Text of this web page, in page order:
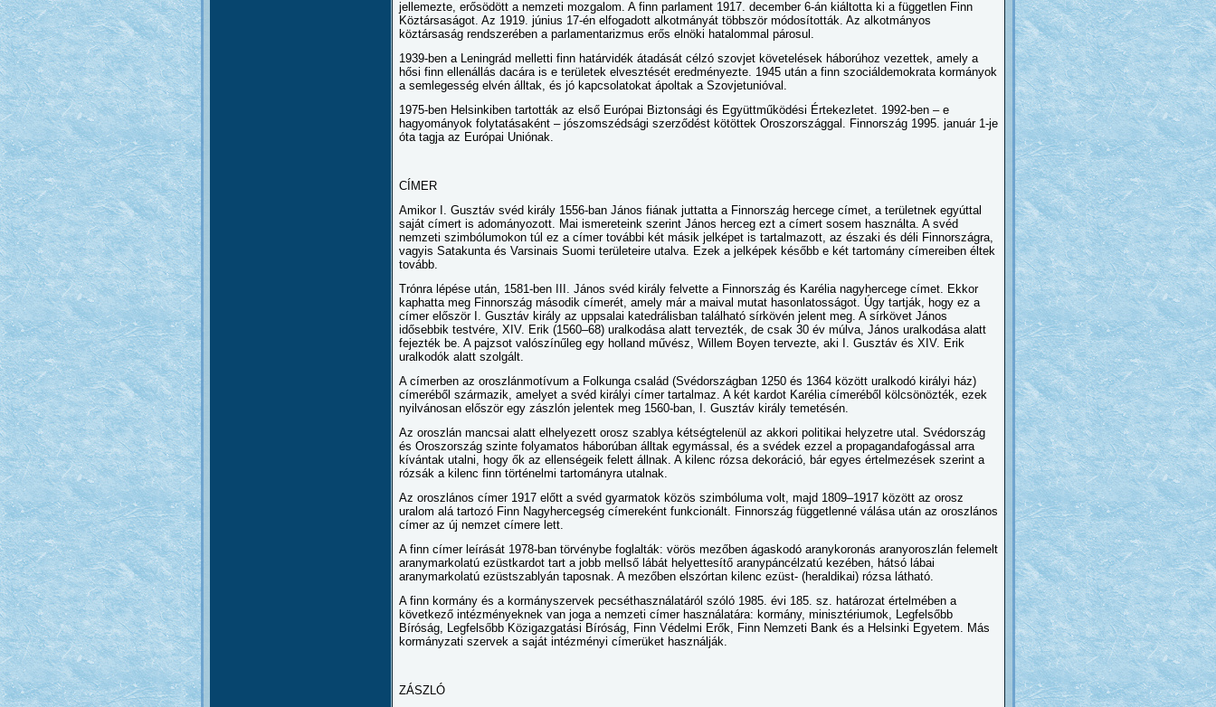
jellemezte, erősödött a nemzeti mozgalom. A finn parlament 1917. december 6-án kiáltotta ki a független Finn
Köztársaságot. Az 1919. június 17-én elfogadott alkotmányát többször módosították. Az alkotmányos
köztársaság rendszerében a parlamentarizmus erős elnöki hatalommal párosul.
1939-ben a Leningrád melletti finn határvidék átadását célzó szovjet követelések háborúhoz vezettek, amely a
hősi finn ellenállás dacára is e területek elvesztését eredményezte. 1945 után a finn szociáldemokrata kormányok
a semlegesség elvén álltak, és jó kapcsolatokat ápoltak a Szovjetunióval.
1975-ben Helsinkiben tartották az első Európai Biztonsági és Együttműködési Értekezletet. 1992-ben – e
hagyományok folytatásaként – jószomszédsági szerződést kötöttek Oroszországgal. Finnország 1995. január 1-je
óta tagja az Európai Uniónak.
CÍMER
Amikor I. Gusztáv svéd király 1556-ban János fiának juttatta a Finnország hercege címet, a területnek egyúttal
saját címert is adományozott. Mai ismereteink szerint János herceg ezt a címert sosem használta. A svéd
nemzeti szimbólumokon túl ez a címer további két másik jelképet is tartalmazott, az északi és déli Finnországra,
vagyis Satakunta és Varsinais Suomi területeire utalva. Ezek a jelképek később e két tartomány címereiben éltek
tovább.
Trónra lépése után, 1581-ben III. János svéd király felvette a Finnország és Karélia nagyhercege címet. Ekkor
kaphatta meg Finnország második címerét, amely már a maival mutat hasonlatosságot. Úgy tartják, hogy ez a
címer először I. Gusztáv király az uppsalai katedrálisban található sírkövén jelent meg. A sírkövet János
idősebbik testvére, XIV. Erik (1560–68) uralkodása alatt tervezték, de csak 30 év múlva, János uralkodása alatt
fejezték be. A pajzsot valószínűleg egy holland művész, Willem Boyen tervezte, aki I. Gusztáv és XIV. Erik
uralkodók alatt szolgált.
A címerben az oroszlánmotívum a Folkunga család (Svédországban 1250 és 1364 között uralkodó királyi ház)
címeréből származik, amelyet a svéd királyi címer tartalmaz. A két kardot Karélia címeréből kölcsönözték, ezek
nyilvánosan először egy zászlón jelentek meg 1560-ban, I. Gusztáv király temetésén.
Az oroszlán mancsai alatt elhelyezett orosz szablya kétségtelenül az akkori politikai helyzetre utal. Svédország
és Oroszország szinte folyamatos háborúban álltak egymással, és a svédek ezzel a propagandafogással arra
kívántak utalni, hogy ők az ellenségeik felett állnak. A kilenc rózsa dekoráció, bár egyes értelmezések szerint a
rózsák a kilenc finn történelmi tartományra utalnak.
Az oroszlános címer 1917 előtt a svéd gyarmatok közös szimbóluma volt, majd 1809–1917 között az orosz
uralom alá tartozó Finn Nagyhercegség címereként funkcionált. Finnország függetlenné válása után az oroszlános
címer az új nemzet címere lett.
A finn címer leírását 1978-ban törvénybe foglalták: vörös mezőben ágaskodó aranykoronás aranyoroszlán felemelt
aranymarkolatú ezüstkardot tart a jobb mellső lábát helyettesítő aranypáncélzatú kezében, hátsó lábai
aranymarkolatú ezüstszablyán taposnak. A mezőben elszórtan kilenc ezüst- (heraldikai) rózsa látható.
A finn kormány és a kormányszervek pecséthasználatáról szóló 1985. évi 185. sz. határozat értelmében a
következő intézményeknek van joga a nemzeti címer használatára: kormány, minisztériumok, Legfelsőbb
Bíróság, Legfelsőbb Közigazgatási Bíróság, Finn Védelmi Erők, Finn Nemzeti Bank és a Helsinki Egyetem. Más
kormányzati szervek a saját intézményi címerüket használják.
ZÁSZLÓ